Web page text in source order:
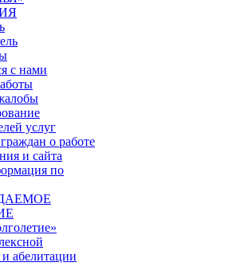
с нами
услуг
о работе
и сайта
по
абелитации